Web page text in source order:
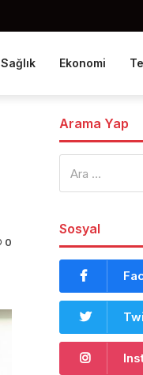
Sağlık Ekonomi
0
Arama Yap
Sosyal